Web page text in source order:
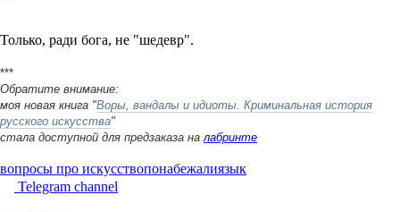
Только, ради бога, не "шедевр".
***
Обратите внимание:
моя новая книга "Воры, вандалы и идиоты. Криминальная история
русского искусства"
стала доступной для предзаказа на лабринте
вопросы про искусствопонабежалиязык
Telegram channel